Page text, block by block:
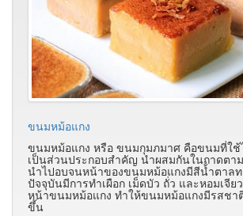
ขนมหม้อแกง
ขนมหม้อแกง หรือ ขนมกุมภมาศ คือขนมที่ใช้
เป็นส่วนประกอบสำคัญ นำผสมกันในถาดตา
นำไปอบจนหน้าของขนมหม้อแกงมีสีน้ำตาล
ปัจจุบันมีการทำเผือก เม็ดบัว ถั่ว และหอมเจี
หน้าขนมหม้อแกง ทำให้ขนมหม้อแกงมีรสชา
ขึ้น